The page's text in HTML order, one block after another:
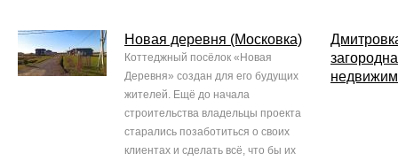
Новая деревня (Московка)
Коттеджный посёлок «Новая
Деревня» создан для его будущих
жителей. Ещё до начала
строительства владельцы проекта
старались позаботиться о своих
клиентах и сделать всё, что бы их